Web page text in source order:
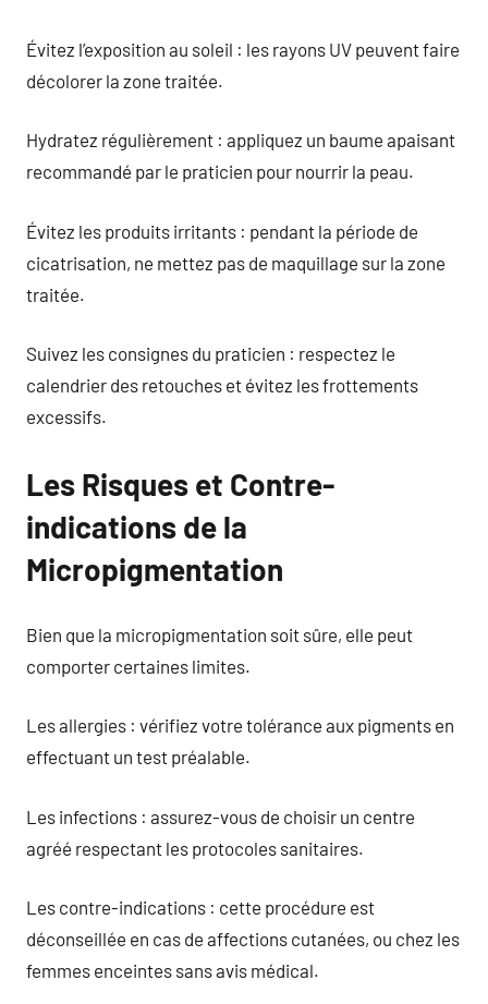
Évitez l’exposition au soleil : les rayons UV peuvent faire
décolorer la zone traitée.
Hydratez régulièrement : appliquez un baume apaisant
recommandé par le praticien pour nourrir la peau.
Évitez les produits irritants : pendant la période de
cicatrisation, ne mettez pas de maquillage sur la zone
traitée.
Suivez les consignes du praticien : respectez le
calendrier des retouches et évitez les frottements
excessifs.
Les Risques et Contre-
indications de la
Micropigmentation
Bien que la micropigmentation soit sûre, elle peut
comporter certaines limites.
Les allergies : vérifiez votre tolérance aux pigments en
effectuant un test préalable.
Les infections : assurez-vous de choisir un centre
agréé respectant les protocoles sanitaires.
Les contre-indications : cette procédure est
déconseillée en cas de affections cutanées, ou chez les
femmes enceintes sans avis médical.